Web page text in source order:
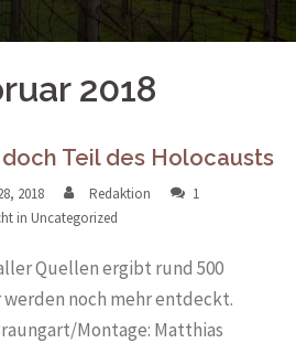
2018
Teil des Holocausts
2018 Redaktion
1
in Uncategorized
Quellen ergibt rund 500
werden noch mehr entdeckt.
Montage: Matthias